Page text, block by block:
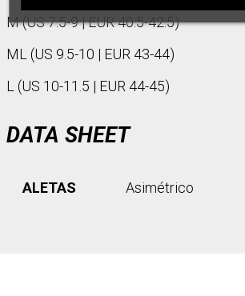
M (US 7.5-9 | EUR 40.5-42.5)
ML (US 9.5-10 | EUR 43-44)
L (US 10-11.5 | EUR 44-45)
DATA SHEET
ALETAS Asimétrico